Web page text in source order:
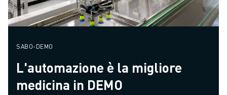
SABO-DEMO
L'automazione è la migliore
medicina in DEMO